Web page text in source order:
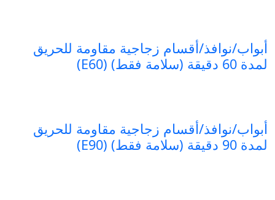
أبواب/نوافذ/أقسام زجاجية مقاومة للحريق
لمدة 60 دقيقة (سلامة فقط) (E60)
أبواب/نوافذ/أقسام زجاجية مقاومة للحريق
لمدة 90 دقيقة (سلامة فقط) (E90)